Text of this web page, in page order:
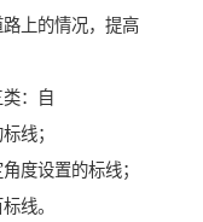
上的情况，提高
：自
线；
度设置的标线；
线。